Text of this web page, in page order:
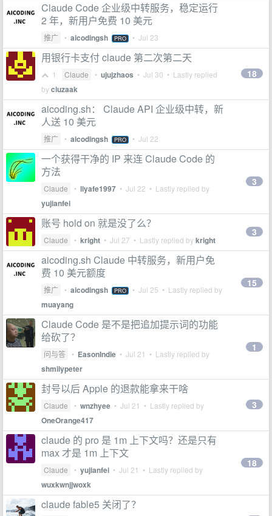
Claude Code 企业级中转服务，稳定运行
2 年，新用户免费 10 美元
推广 • aicodingsh PRO • Jul 23
用银行卡支付 claude 第二次第二天
1 Claude • ujujzhaos • Jul 30 • Lastly replied
byciuzaak
18
aicoding.sh： Claude API 企业级中转，新
人送 10 美元
推广 • aicodingsh PRO • Jul 22
一个获得干净的 IP 来连 Claude Code 的
方法
Claude • liyafe1997 • Jul 22 • Lastly replied by
yujianfei
3
账号 hold on 就是没了么？
Claude • kright • Jul 27 • Lastly replied bykright
3
aicoding.sh Claude 中转服务，新用户免
费 10 美元额度
推广 • aicodingsh PRO • Jul 25 • Lastly replied by
muayang
15
Claude Code 是不是把追加提示词的功能
给砍了？
问与答 • EasonIndie • Jul 21 • Lastly replied by
shmilypeter
1
封号以后 Apple 的退款能拿来干啥
Claude • wnzhyee • Jul 21 • Lastly replied by
OneOrange417
3
claude 的 pro 是 1m 上下文吗？还是只有
max 才是 1m 上下文
Claude • yujianfei • Jul 21 • Lastly replied by
wuxkwnjjwoxk
18
claude fable5 关闭了？